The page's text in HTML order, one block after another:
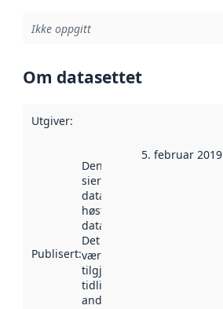
Ikke oppgitt
Om datasettet
Utgiver:
Publisert:
Denne datoen
sier når
datasettet ble
høstet av
data.norge.no.
Det kan ha
vært
tilgjengelig
tidligere
andre steder.
5. februar 2019